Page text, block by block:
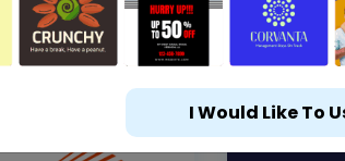
I Would Like To